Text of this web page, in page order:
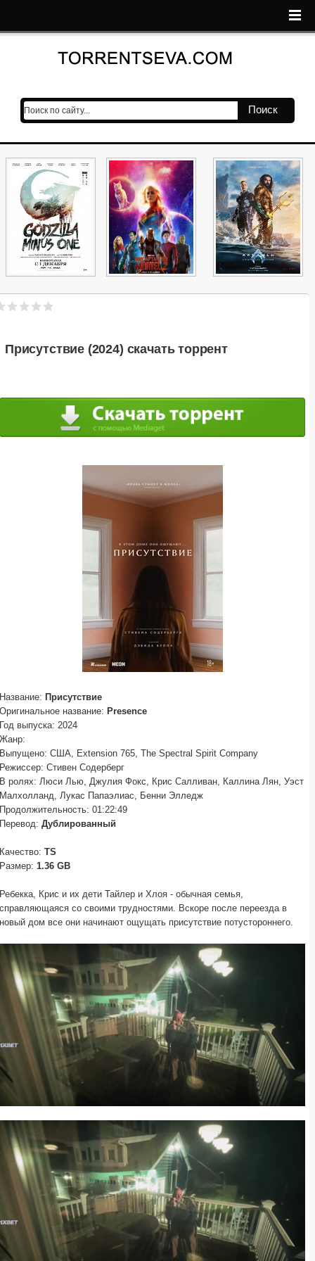
Поиск
Присутствие (2024) скачать торрент
Название: Присутствие
Оригинальное название: Presence
Год выпуска: 2024
Жанр:
Выпущено: США, Extension 765, The Spectral Spirit Company
Режиссер: Стивен Содерберг
В ролях: Люси Лью, Джулия Фокс, Крис Салливан, Каллина Лян, Уэст
Малхолланд, Лукас Папаэлиас, Бенни Элледж
Продолжительность: 01:22:49
Перевод: Дублированный
Качество: TS
Размер: 1.36 GB
Ребекка, Крис и их дети Тайлер и Хлоя - обычная семья,
справляющаяся со своими трудностями. Вскоре после переезда в
новый дом все они начинают ощущать присутствие потустороннего.